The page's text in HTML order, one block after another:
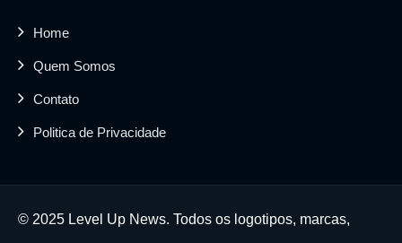
Home
Quem Somos
Contato
Politica de Privacidade
© 2025 Level Up News. Todos os logotipos, marcas,